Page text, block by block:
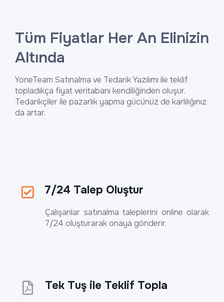
Tüm Fiyatlar Her An Elinizin
Altında
YoneTeam Satınalma ve Tedarik Yazılımı ile teklif
topladıkça fiyat veritabanı kendiliğinden oluşur.
Tedarikçiler ile pazarlık yapma gücünüz de karlılığınız
da artar.
7/24 Talep Oluştur
Çalışanlar satınalma taleplerini online olarak
7/24 oluşturarak onaya gönderir.
Tek Tuş ile Teklif Topla